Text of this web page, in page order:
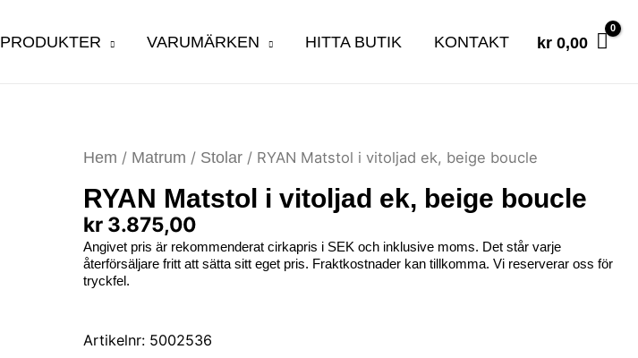
PRODUKTER VARUMÄRKEN HITTA BUTIK KONTAKT kr 0,00
Hem / Matrum / Stolar / RYAN Matstol i vitoljad ek, beige boucle
RYAN Matstol i vitoljad ek, beige boucle
kr 3.875,00
Angivet pris är rekommenderat cirkapris i SEK och inklusive moms. Det står varje
återförsäljare fritt att sätta sitt eget pris. Fraktkostnader kan tillkomma. Vi reserverar oss för
tryckfel.
Artikelnr: 5002536